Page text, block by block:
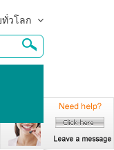
วโลก